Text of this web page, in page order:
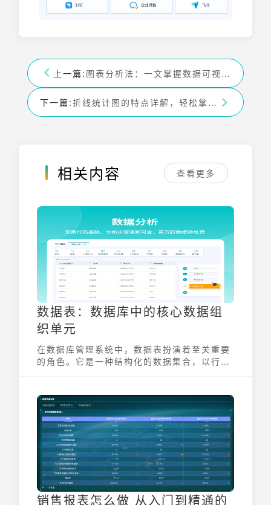
上一篇: 图表分析法：一文掌握数据可视化分析与应用
下一篇: 折线统计图的特点详解，轻松掌握数据趋势与波动
相关内容 查看更多
数据表：数据库中的核心数据组
织单元
在数据库管理系统中，数据表扮演着至关重要
的角色。它是一种结构化的数据集合，以行和
和执行数据操作的基础。通过精心设计的数据
表，可以高效地存储、检索、更新和删除数
据，为各种应用程序提供强大的数据支持。
销售报表怎么做 从入门到精通的